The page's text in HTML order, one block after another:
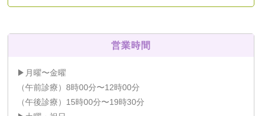
営業時間
▶月曜〜金曜
（午前診療）8時00分〜12時00分
（午後診療）15時00分〜19時30分